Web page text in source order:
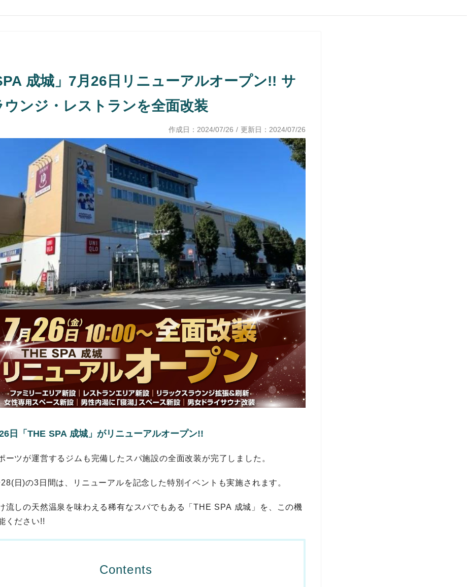
成城」7月26日リニューアルオープン!! サ
ウンジ・レストランを全面改装
作成日： 2024/07/26 / 更新日： 2024/07/26
日「THE SPA 成城」がリニューアルオープン!!
ーツが運営するジムも完備したスパ施設の全面改装が完了しました。
日)の3日間は、リニューアルを記念した特別イベントも実施されます。
流しの天然温泉を味わえる稀有なスパでもある「THE SPA 成城」を、この機
ください!!
Contents